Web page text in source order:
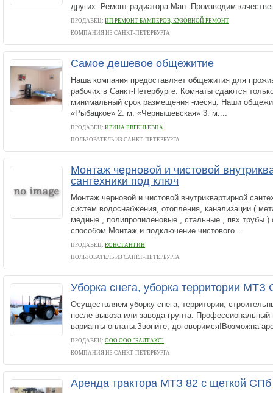
других. Ремонт радиатора Man. Производим
ПРОДАВЕЦ: ИП РЕМОНТ БАМПЕРОВ, КУЗОВНОЙ РЕМОНТ
КОМПАНИЯ ИЗ САНКТ-ПЕТЕРБУРГА
Самое дешевое общежитие
Наша компания предоставляет общежития для
рабочих в Санкт-Петербурге. Комнаты сдаются
минимальный срок размещения -месяц. Наши
«Рыбацкое» 2. м. «Чернышевская» 3. м....
ПРОДАВЕЦ: ИРИНА ЕВГЕНЬЕВНА
ПОЛЬЗОВАТЕЛЬ ИЗ САНКТ-ПЕТЕРБУРГА
Монтаж черновой и чистовой
сантехники под ключ
Монтаж черновой и чистовой внутриквартирной
систем водоснабжения, отопления, канализации (
медные , полипропиленовые , стальные , пвх трубы
способом Монтаж и подключение чистового...
ПРОДАВЕЦ: КОНСТАНТИН
ПОЛЬЗОВАТЕЛЬ ИЗ САНКТ-ПЕТЕРБУРГА
Уборка снега, уборка территории МТЗ
Осуществляем уборку снега, территории,
после вывоза или завода грунта.
варианты оплаты.Звоните, договоримся!Возможна
ПРОДАВЕЦ: ООО ООО "БАЛТАКС"
КОМПАНИЯ ИЗ САНКТ-ПЕТЕРБУРГА
Аренда трактора МТЗ 82 с щеткой СПб